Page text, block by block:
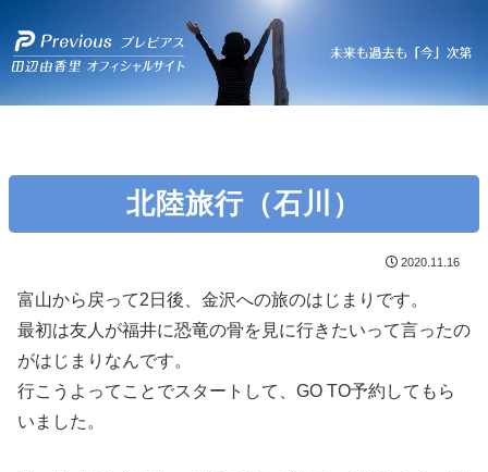
北陸旅行（石川）
2020.11.16
富山から戻って2日後、金沢への旅のはじまりです。
最初は友人が福井に恐竜の骨を見に行きたいって言ったの
がはじまりなんです。
行こうよってことでスタートして、GO TO予約してもら
いました。